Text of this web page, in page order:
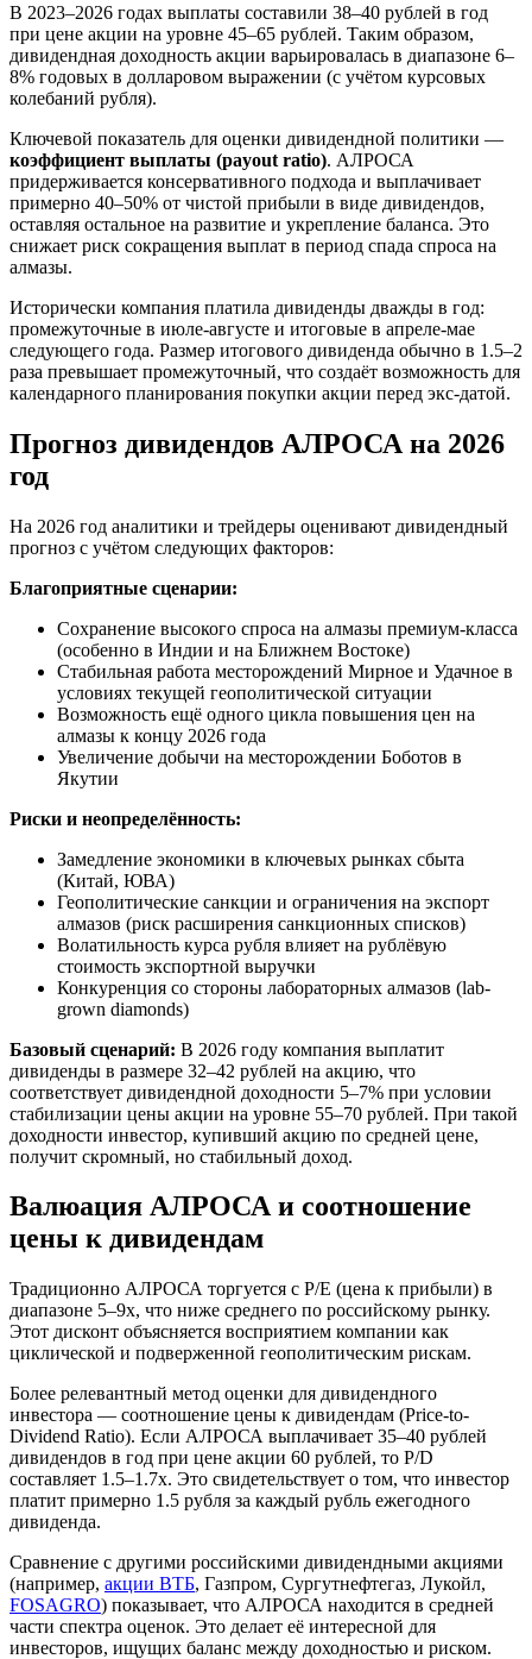
В 2023–2026 годах выплаты составили 38–40 рублей в год
при цене акции на уровне 45–65 рублей. Таким образом,
дивидендная доходность акции варьировалась в диапазоне 6–
8% годовых в долларовом выражении (с учётом курсовых
колебаний рубля).
Ключевой показатель для оценки дивидендной политики —
коэффициент выплаты (payout ratio). АЛРОСА
придерживается консервативного подхода и выплачивает
примерно 40–50% от чистой прибыли в виде дивидендов,
оставляя остальное на развитие и укрепление баланса. Это
снижает риск сокращения выплат в период спада спроса на
алмазы.
Исторически компания платила дивиденды дважды в год:
промежуточные в июле-августе и итоговые в апреле-мае
следующего года. Размер итогового дивиденда обычно в 1.5–2
раза превышает промежуточный, что создаёт возможность для
календарного планирования покупки акции перед экс-датой.
Прогноз дивидендов АЛРОСА на 2026
год
На 2026 год аналитики и трейдеры оценивают дивидендный
прогноз с учётом следующих факторов:
Благоприятные сценарии:
Сохранение высокого спроса на алмазы премиум-класса
(особенно в Индии и на Ближнем Востоке)
Стабильная работа месторождений Мирное и Удачное в
условиях текущей геополитической ситуации
Возможность ещё одного цикла повышения цен на
алмазы к концу 2026 года
Увеличение добычи на месторождении Боботов в
Якутии
Риски и неопределённость:
Замедление экономики в ключевых рынках сбыта
(Китай, ЮВА)
Геополитические санкции и ограничения на экспорт
алмазов (риск расширения санкционных списков)
Волатильность курса рубля влияет на рублёвую
стоимость экспортной выручки
Конкуренция со стороны лабораторных алмазов (lab-
grown diamonds)
Базовый сценарий: В 2026 году компания выплатит
дивиденды в размере 32–42 рублей на акцию, что
соответствует дивидендной доходности 5–7% при условии
стабилизации цены акции на уровне 55–70 рублей. При такой
доходности инвестор, купивший акцию по средней цене,
получит скромный, но стабильный доход.
Валюация АЛРОСА и соотношение
цены к дивидендам
Традиционно АЛРОСА торгуется с P/E (цена к прибыли) в
диапазоне 5–9x, что ниже среднего по российскому рынку.
Этот дисконт объясняется восприятием компании как
циклической и подверженной геополитическим рискам.
Более релевантный метод оценки для дивидендного
инвестора — соотношение цены к дивидендам (Price-to-
Dividend Ratio). Если АЛРОСА выплачивает 35–40 рублей
дивидендов в год при цене акции 60 рублей, то P/D
составляет 1.5–1.7x. Это свидетельствует о том, что инвестор
платит примерно 1.5 рубля за каждый рубль ежегодного
дивиденда.
Сравнение с другими российскими дивидендными акциями
(например, акции ВТБ, Газпром, Сургутнефтегаз, Лукойл,
FOSAGRO) показывает, что АЛРОСА находится в средней
части спектра оценок. Это делает её интересной для
инвесторов, ищущих баланс между доходностью и риском.